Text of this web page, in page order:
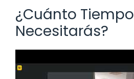
¿Cuánto Tiempo
Necesitarás?